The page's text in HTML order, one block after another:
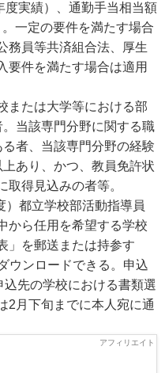
実績）、通勤手当相当額
一定の要件を満たす場合
務員等共済組合法、厚生
要件を満たす場合は適用
または大学等における部
当該専門分野に関する職
者、当該専門分野の経験
あり、かつ、教員免許状
取得見込みの者等。
都立学校部活動指導員
から任用を希望する学校
」を郵送または持参す
ウンロードできる。申込
先の学校における書類選
2月下旬までに本人宛に通